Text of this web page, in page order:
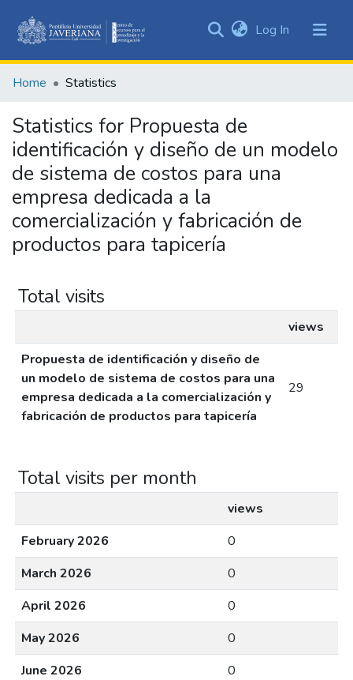
&
All of DSpace
Log In (current)
Home Statistics
Statistics for Propuesta de
identificación y diseño de un modelo
de sistema de costos para una
empresa dedicada a la
comercialización y fabricación de
productos para tapicería
Total visits
views
Propuesta de identificación y diseño de
un modelo de sistema de costos para una
empresa dedicada a la comercialización y
fabricación de productos para tapicería
29
Total visits per month
views
February 2026
0
March 2026
0
April 2026
0
May 2026
0
June 2026
0